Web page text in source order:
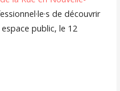
de découvrir
public, le 12